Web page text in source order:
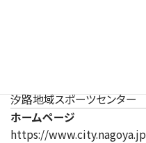
汐路地域スポーツセンター
ホームページ
https://